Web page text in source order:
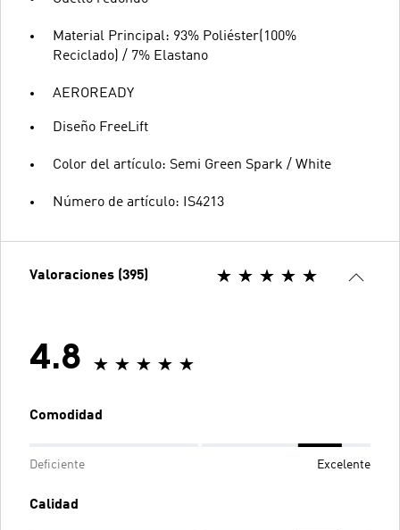
Material Principal: 93% Poliéster(100%
Reciclado) / 7% Elastano
AEROREADY
Diseño FreeLift
Color del artículo: Semi Green Spark / White
Número de artículo: IS4213
Valoraciones (395)
4.8
Comodidad
Deficiente Excelente
Calidad